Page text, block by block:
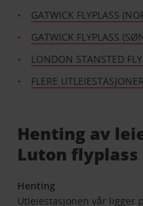
GATWICK FLYPLASS
GATWICK FLYPLASS
LONDON STANSTED
FLERE
Henting av
Luton flyplass
Henting
Utleiestasjonen vår ligger